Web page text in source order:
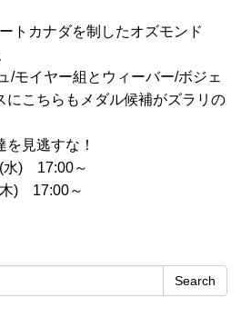
トカナダを制したオズモンド
/モイヤー組とウィーバー/ボジェ
にこちらもメダル候補がズラリの
見逃すな！
水) 17:00～
～
Search